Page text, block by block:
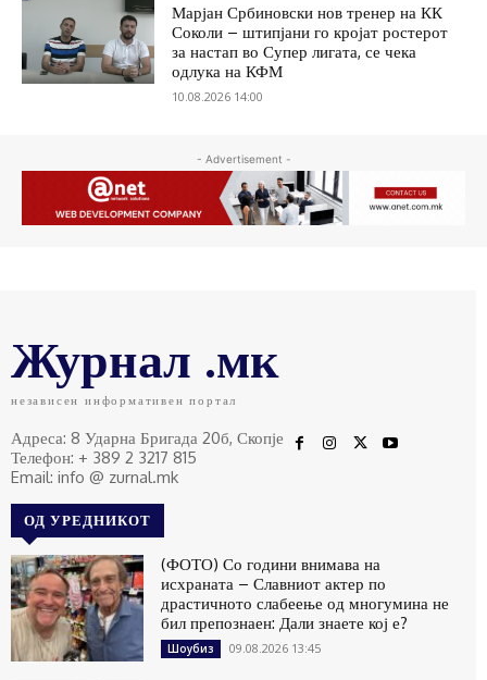
Марјан Србиновски нов тренер на КК
Соколи – штипјани го кројат ростерот
за настап во Супер лигата, се чека
одлука на КФМ
10.08.2026 14:00
- Advertisement -
Журнал .мк
независен информативен портал
Адреса: 8 Ударна Бригада 20б, Скопје
Телефон: + 389 2 3217 815
Email: info @ zurnal.mk
ОД УРЕДНИКОТ
(ФОТО) Со години внимава на
исхраната – Славниот актер по
драстичното слабеење од многумина не
бил препознаен: Дали знаете кој е?
Шоубиз 09.08.2026 13:45